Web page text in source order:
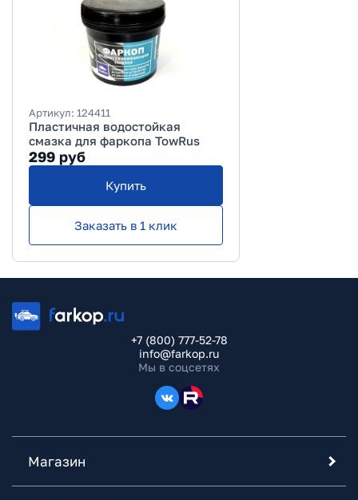
Артикул: 124411
Пластичная водостойкая
смазка для фаркопа TowRus
299 руб
Купить
Заказать в 1 клик
+7 (800) 777-52-78
info@farkop.ru
Мы в соцсетях
Магазин